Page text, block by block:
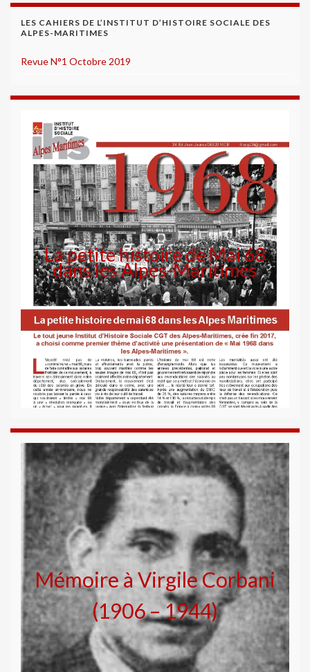
LES CAHIERS DE L’INSTITUT D’HISTOIRE SOCIALE DES
ALPES-MARITIMES
Revue N°1 Octobre 2019
La petite histoire de Mai 68
dans les Alpes-Maritimes
Mémoire à Virgile Corbani
(1906 – 1944)